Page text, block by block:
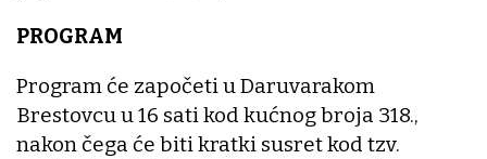
PROGRAM
Program će započeti u Daruvarakom
Brestovcu u 16 sati kod kućnog broja 318.,
nakon čega će biti kratki susret kod tzv.